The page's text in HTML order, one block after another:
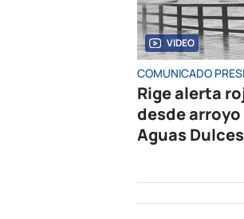
VIDEO
COMUNICADO
Rige alerta
desde
Aguas Dulces